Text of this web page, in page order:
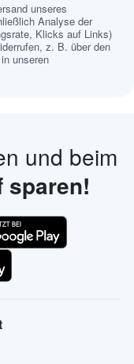
unseres
Analyse der
Klicks auf Links)
z. B. über den
unseren
und beim
sparen!